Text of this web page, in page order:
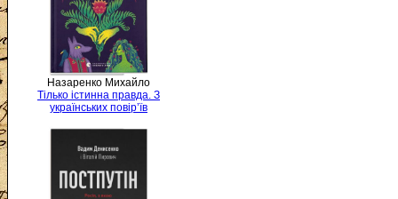
Назаренко Михайло
Тілько істинна правда. З
українських повір’їв